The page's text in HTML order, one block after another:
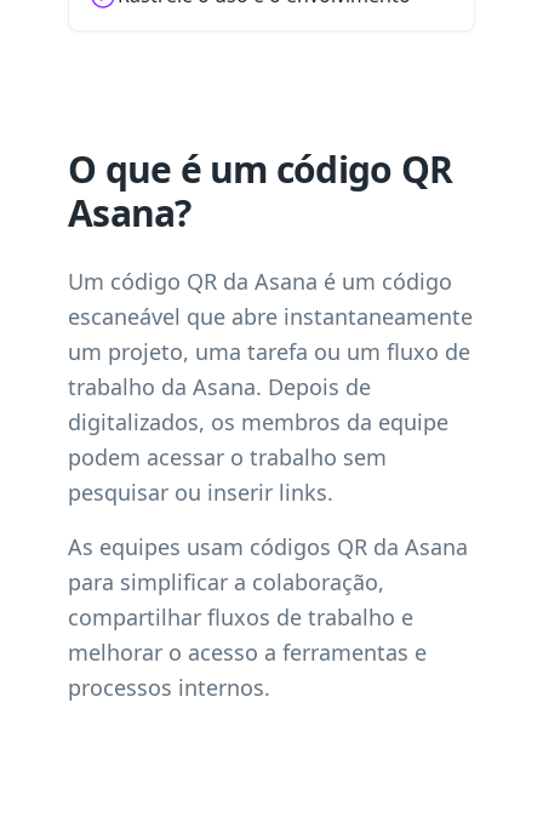
O que é um código QR
Asana?
Um código QR da Asana é um código
escaneável que abre instantaneamente
um projeto, uma tarefa ou um fluxo de
trabalho da Asana. Depois de
digitalizados, os membros da equipe
podem acessar o trabalho sem
pesquisar ou inserir links.
As equipes usam códigos QR da Asana
para simplificar a colaboração,
compartilhar fluxos de trabalho e
melhorar o acesso a ferramentas e
processos internos.